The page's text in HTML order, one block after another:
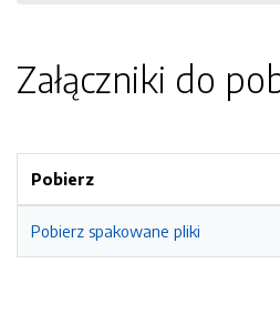
Załączniki do
Pobierz
Pobierz spakowane pliki